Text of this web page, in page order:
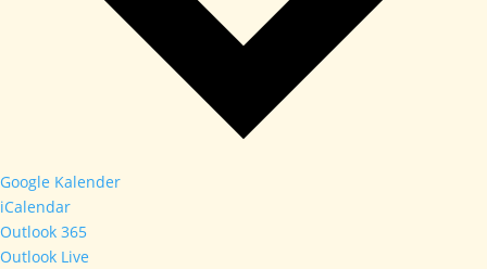
Google Kalender
iCalendar
Outlook 365
Outlook Live